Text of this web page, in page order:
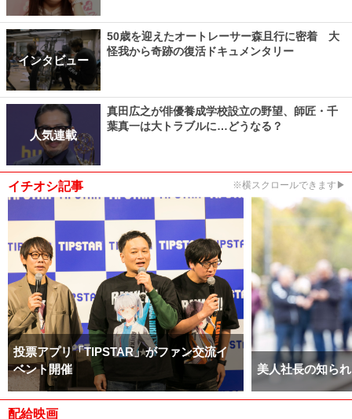
インタビュー
50歳を迎えたオートレーサー森且行に密着 大
怪我から奇跡の復活ドキュメンタリー
人気連載
真田広之が俳優養成学校設立の野望、師匠・千
葉真一は大トラブルに…どうなる？
イチオシ記事 ※横スクロールできます▶
投票アプリ「TIPSTAR」がファン交流イ
ベント開催
美人社長の知ら
配給映画